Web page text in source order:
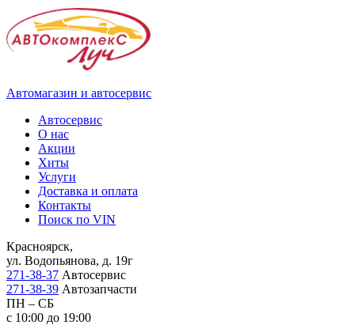
Автомагазин и автосервис
Автосервис
О нас
Акции
Хиты
Услуги
Доставка и оплата
Контакты
Поиск по VIN
Красноярск,
ул. Водопьянова, д. 19г
271-38-37 Автосервис
271-38-39 Автозапчасти
ПН – СБ
с 10:00 до 19:00